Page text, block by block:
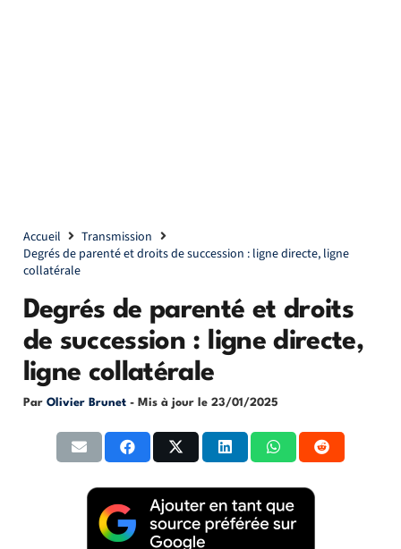
Accueil
Transmission
Degrés de parenté et droits de succession : ligne directe, ligne
collatérale
Degrés de parenté et droits
de succession : ligne directe,
ligne collatérale
Par Olivier Brunet - Mis à jour le 23/01/2025